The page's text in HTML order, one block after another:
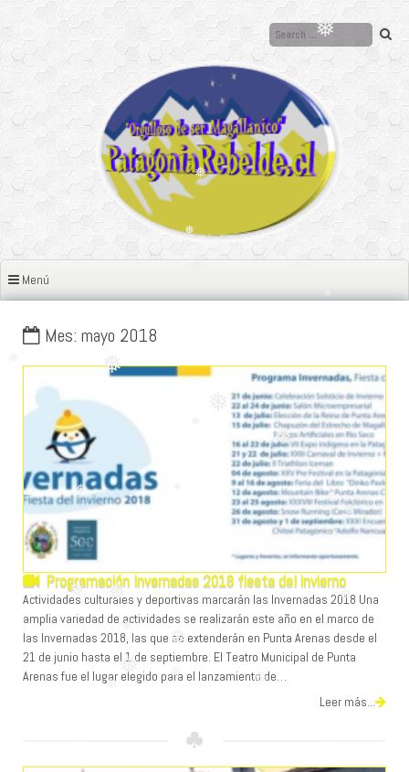
❅
❅
❅
❅
❅
❅
❅
❅
❅
❅
❅
❅ ❅
❅
❅
al
contenido
Menú
Mes: mayo 2018
Programación Invernadas 2018 fiesta del invierno
Actividades culturales y deportivas marcarán las Invernadas 2018 Una
amplia variedad de actividades se realizarán este año en el marco de
las Invernadas 2018, las que se extenderán en Punta Arenas desde el
21 de junio hasta el 1 de septiembre. El Teatro Municipal de Punta
Arenas fue el lugar elegido para el lanzamiento de…
Leer más...